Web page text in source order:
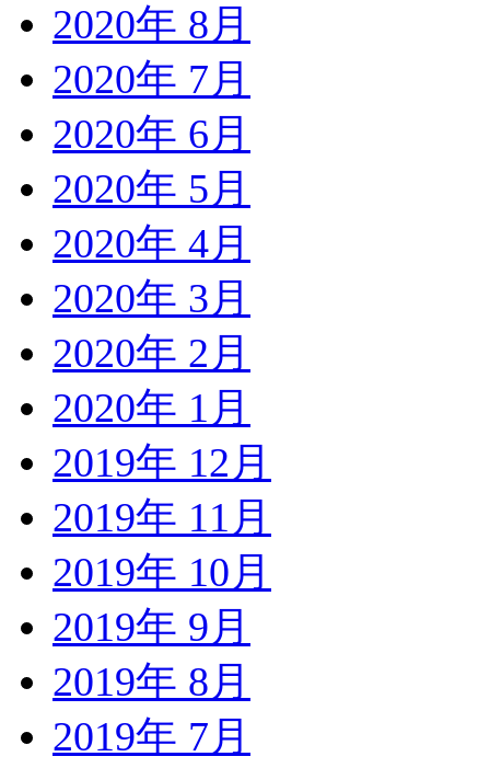
2020年 8月
2020年 7月
2020年 6月
2020年 5月
2020年 4月
2020年 3月
2020年 2月
2020年 1月
2019年 12月
2019年 11月
2019年 10月
2019年 9月
2019年 8月
2019年 7月